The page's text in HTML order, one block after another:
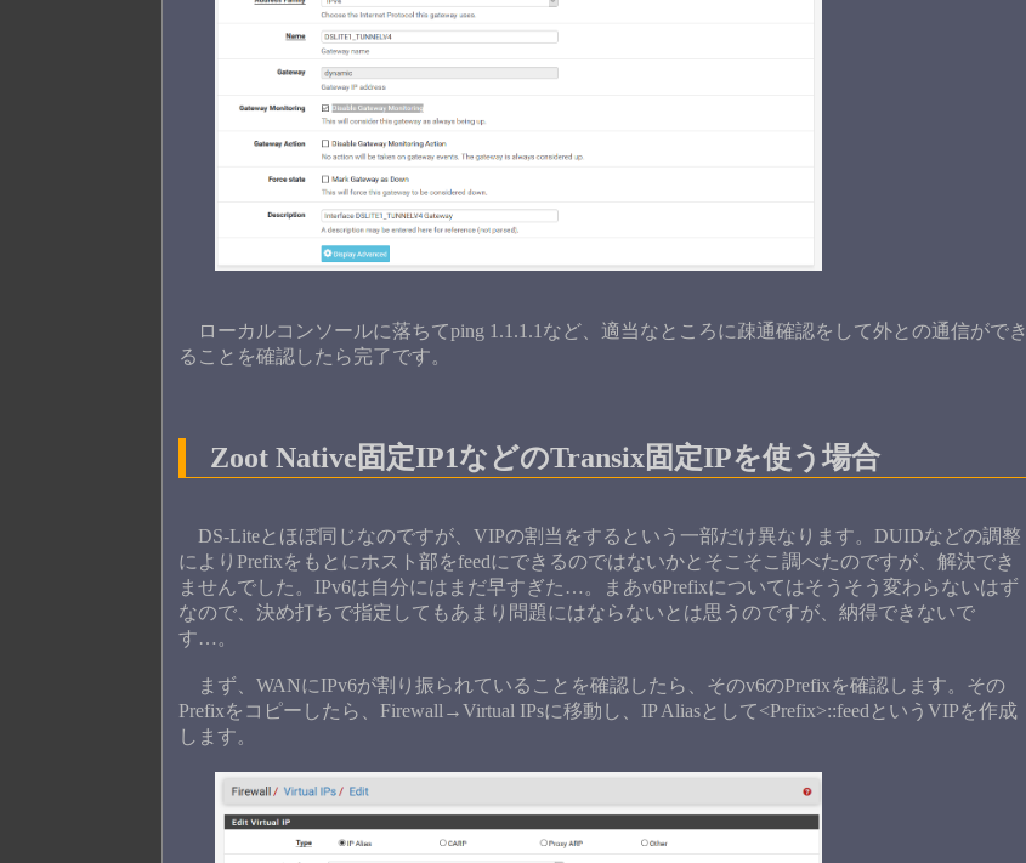
ローカルコンソールに落ちてping 1.1.1.1など、適当なところに疎通確認をして外との通信ができ
ることを確認したら完了です。
Zoot Native固定IP1などのTransix固定IPを使う場合
DS-Liteとほぼ同じなのですが、VIPの割当をするという一部だけ異なります。DUIDなどの調整
によりPrefixをもとにホスト部をfeedにできるのではないかとそこそこ調べたのですが、解決でき
ませんでした。IPv6は自分にはまだ早すぎた…。まあv6Prefixについてはそうそう変わらないはず
なので、決め打ちで指定してもあまり問題にはならないとは思うのですが、納得できないで
す…。
まず、WANにIPv6が割り振られていることを確認したら、そのv6のPrefixを確認します。その
Prefixをコピーしたら、Firewall→Virtual IPsに移動し、IP Aliasとして<Prefix>::feedというVIPを作成
します。